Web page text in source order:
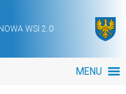
WSI 2.0
MENU